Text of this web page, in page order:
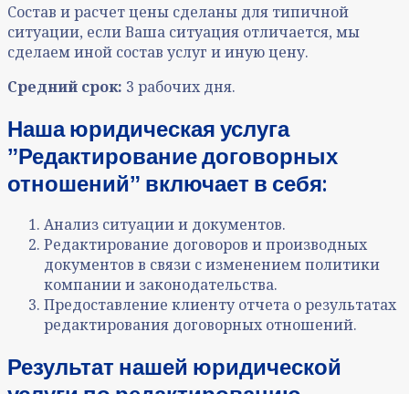
Состав и расчет цены сделаны для типичной
ситуации, если Ваша ситуация отличается, мы
сделаем иной состав услуг и иную цену.
Средний срок: 3 рабочих дня.
Наша юридическая услуга
ˮРедактирование договорных
отношенийˮ включает в себя:
Анализ ситуации и документов.
Редактирование договоров и производных
документов в связи с изменением политики
компании и законодательства.
Предоставление клиенту отчета о результатах
редактирования договорных отношений.
Результат нашей юридической